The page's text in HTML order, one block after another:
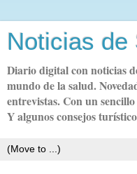
Noticias de
Diario digital con noticias
mundo de la salud.
entrevistas. Con un
Y algunos consejos